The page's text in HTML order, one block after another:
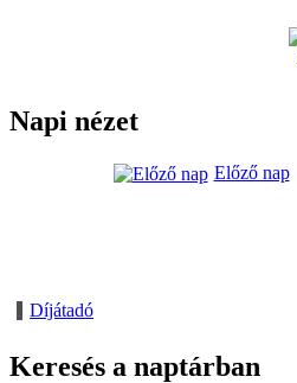
Napi nézet
Előző nap
Díjátadó
Keresés a naptárban